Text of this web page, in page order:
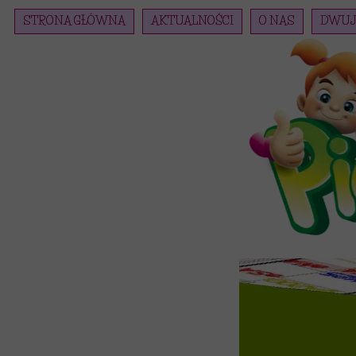
STRONA GŁÓWNA AKTUALNOŚCI O NAS